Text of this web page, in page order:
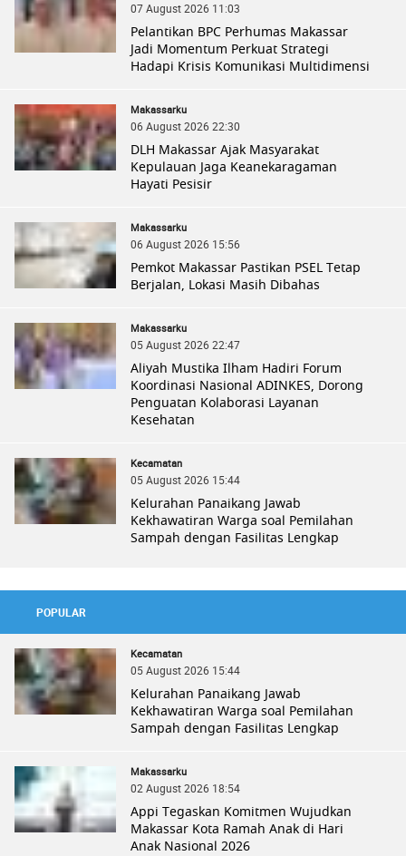
07 August 2026 11:03
Pelantikan BPC Perhumas Makassar
Jadi Momentum Perkuat Strategi
Hadapi Krisis Komunikasi Multidimensi
Makassarku
06 August 2026 22:30
DLH Makassar Ajak Masyarakat
Kepulauan Jaga Keanekaragaman
Hayati Pesisir
Makassarku
06 August 2026 15:56
Pemkot Makassar Pastikan PSEL Tetap
Berjalan, Lokasi Masih Dibahas
Makassarku
05 August 2026 22:47
Aliyah Mustika Ilham Hadiri Forum
Koordinasi Nasional ADINKES, Dorong
Penguatan Kolaborasi Layanan
Kesehatan
Kecamatan
05 August 2026 15:44
Kelurahan Panaikang Jawab
Kekhawatiran Warga soal Pemilahan
Sampah dengan Fasilitas Lengkap
POPULAR
Kecamatan
05 August 2026 15:44
Kelurahan Panaikang Jawab
Kekhawatiran Warga soal Pemilahan
Sampah dengan Fasilitas Lengkap
Makassarku
02 August 2026 18:54
Appi Tegaskan Komitmen Wujudkan
Makassar Kota Ramah Anak di Hari
Anak Nasional 2026